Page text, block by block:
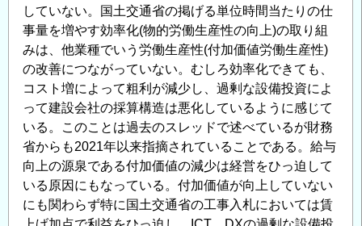
していない。国土交通省の掲げる単位時間当たりの仕
事量を増やす効率化(物的労働生産性の向上)の取り組
みは、他業種でいう労働生産性(付加価値労働生産性)
の改善につながっていない。むしろ効率化できても、
コスト増によって粗利が減少し、過剰な設備投資によ
って建設会社の採算構造は悪化しているように感じて
いる。このことは過去のスレッドで述べているが財務
省からも2021年以来指摘されていることである。給与
向上の源泉である付加価値の減少は経営をひっ迫して
いる原因にもなっている。付加価値が向上していない
にも関わらず特に国土交通省の工事入札においては賃